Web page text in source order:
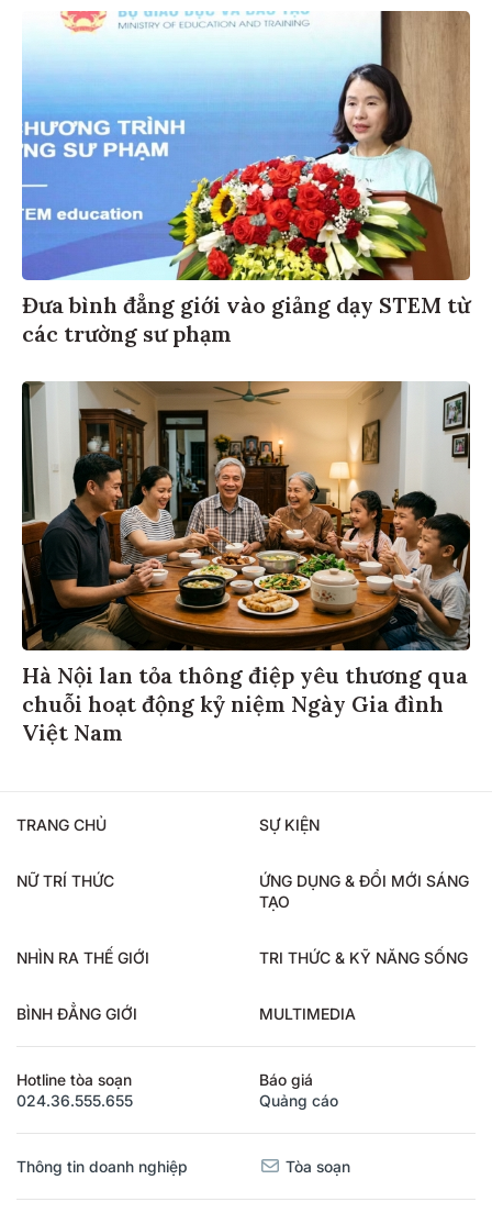
Đưa bình đẳng giới vào giảng dạy STEM từ
các trường sư phạm
Hà Nội lan tỏa thông điệp yêu thương qua
chuỗi hoạt động kỷ niệm Ngày Gia đình
Việt Nam
TRANG CHỦ SỰ KIỆN
NỮ TRÍ THỨC
ỨNG DỤNG & ĐỔI MỚI SÁNG
TẠO
NHÌN RA THẾ GIỚI TRI THỨC & KỸ NĂNG SỐNG
BÌNH ĐẲNG GIỚI MULTIMEDIA
Hotline tòa soạn
024.36.555.655
Báo giá
Quảng cáo
Thông tin doanh nghiệp Tòa soạn